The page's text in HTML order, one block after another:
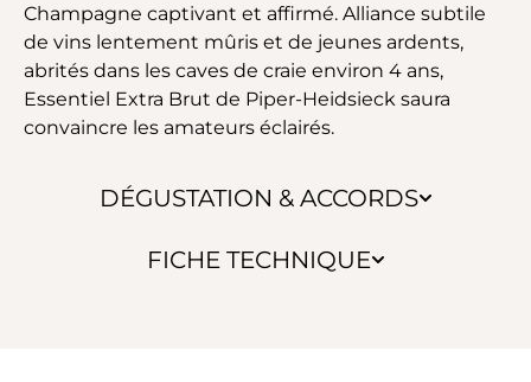
DÉGUSTATION & ACCORDS
FICHE TECHNIQUE
Champagne captivant et affirmé. Alliance subtile
de vins lentement mûris et de jeunes ardents,
abrités dans les caves de craie environ 4 ans,
Essentiel Extra Brut de Piper-Heidsieck saura
convaincre les amateurs éclairés.